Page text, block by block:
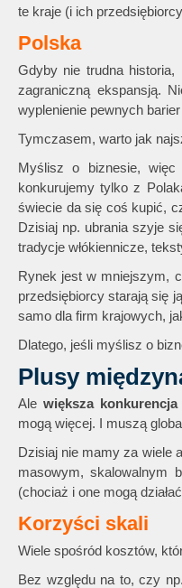
te kraje (i ich
Polska
Gdyby nie trudna
zagraniczną ekspansją.
wyplenienie pewnych
Tymczasem, warto jak
Myślisz o biznesie, więc
konkurujemy tylko z
świecie da się coś kupić,
Dzisiaj np. ubrania szyje
tradycje włókiennicze,
Rynek jest w mniejszym,
przedsiębiorcy starają się
samo dla firm krajowych,
Dlatego, jeśli myślisz o
Plusy
Ale większa konkurencja
mogą więcej. I muszą
Dzisiaj nie mamy za wiele
masowym, skalowalnym
(chociaż i one mogą
Korzyści skali
Wiele spośród kosztów,
Bez względu na to, czy